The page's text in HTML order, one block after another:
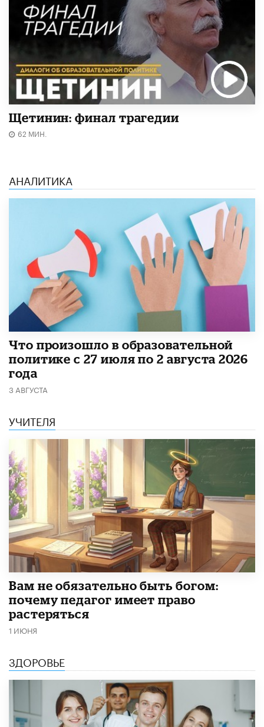
Щетинин: финал трагедии
62 МИН.
АНАЛИТИКА
​Что произошло в образовательной
политике с 27 июля по 2 августа 2026
года
3 АВГУСТА
УЧИТЕЛЯ
​Вам не обязательно быть богом:
почему педагог имеет право
растеряться
1 ИЮНЯ
ЗДОРОВЬЕ